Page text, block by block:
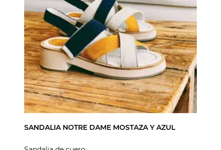
SANDALIA NOTRE DAME MOSTAZA Y AZUL